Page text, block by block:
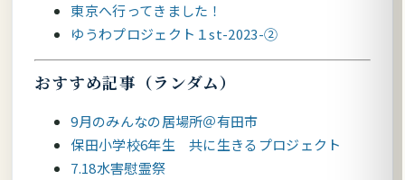
東京へ行ってきました！
ゆうわプロジェクト１st-2023-②
おすすめ記事（ランダム）
9月のみんなの居場所＠有田市
保田小学校6年生 共に生きるプロジェクト
7.18水害慰霊祭